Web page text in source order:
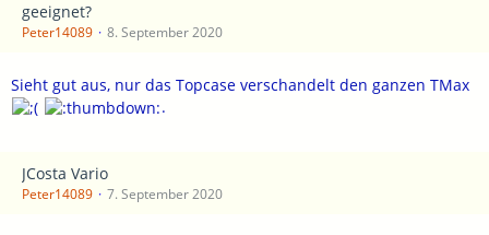
geeignet?
Peter14089 8. September 2020
Sieht gut aus, nur das Topcase verschandelt den ganzen TMax
.
JCosta Vario
Peter14089 7. September 2020